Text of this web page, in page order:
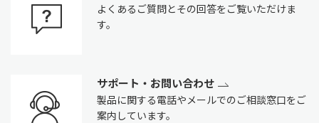
よくあるご質問とその回答をご覧いただけま
す。
サポート・お問い合わせ
製品に関する電話やメールでのご相談窓口をご
案内しています。